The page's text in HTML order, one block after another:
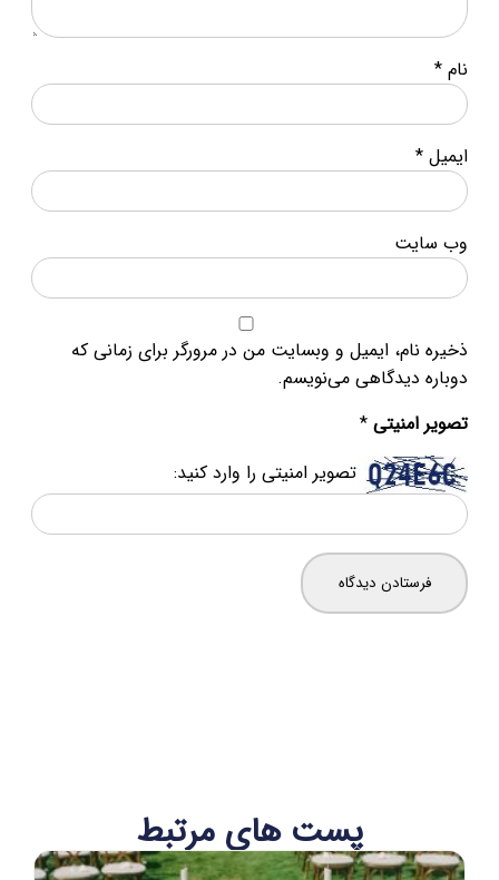
نام، ایمیل و وبسایت من در مرورگر برای زمانی که
دیدگاهی می‌نویسم.
امنیتی*
تصویر امنیتی را وارد کنید:
پست های مرتبط